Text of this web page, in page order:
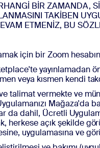
BİR ZAMANDA,
TAKİBEN
ETMENİZ, BU
için bir Zoom
yayınlamadan
veya kısmen kendi
talimat vermekte ve
Mağaza'da
da dahil, Ücretli
açık şekilde
uygulamasına ve